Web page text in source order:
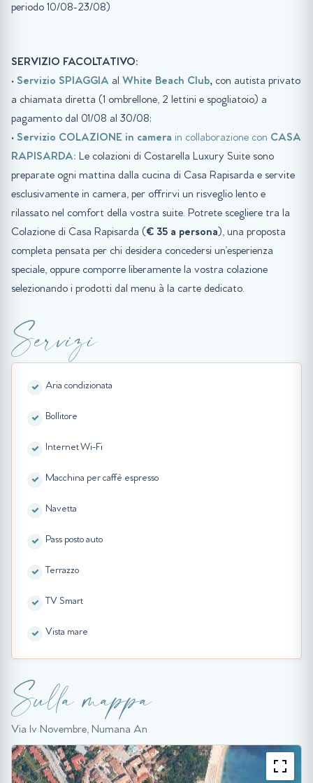
periodo 10/08-23/08)
SERVIZIO FACOLTATIVO:
• Servizio SPIAGGIA al White Beach Club, con autista privato
a chiamata diretta (1 ombrellone, 2 lettini e spogliatoio) a
pagamento dal 01/08 al 30/08;
• Servizio COLAZIONE in camera in collaborazione con CASA
RAPISARDA: Le colazioni di Costarella Luxury Suite sono
preparate ogni mattina dalla cucina di Casa Rapisarda e servite
esclusivamente in camera, per offrirvi un risveglio lento e
rilassato nel comfort della vostra suite. Potrete scegliere tra la
Colazione di Casa Rapisarda (€ 35 a persona), una proposta
completa pensata per chi desidera concedersi un’esperienza
speciale, oppure comporre liberamente la vostra colazione
selezionando i prodotti dal menu à la carte dedicato.
Servizi
Aria condizionata
Bollitore
Internet Wi-Fi
Macchina per caffè espresso
Navetta
Pass posto auto
Terrazzo
TV Smart
Vista mare
Sulla mappa
Via Iv Novembre, Numana An